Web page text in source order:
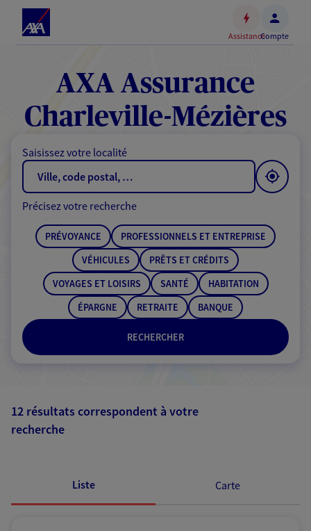
Accéder
contenu
principal
Accéder
au
de
AssistanceCompte
AXA Assurance
Charleville-Mézières
Saisissez votre localité
RECHERCHER
Précisez votre recherche
PRÉVOYANCE
PROFESSIONNELS ET ENTREPRISE
VÉHICULES
PRÊTS ET CRÉDITS
VOYAGES ET LOISIRS
SANTÉ
HABITATION
ÉPARGNE
RETRAITE BANQUE
12 résultats correspondent à votre
recherche
Liste Carte